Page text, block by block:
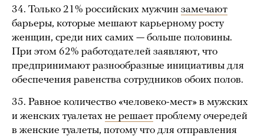
34. Только 21% российских мужчин замечают
барьеры, которые мешают карьерному росту
женщин, среди них самих — больше половины.
При этом 62% работодателей заявляют, что
предпринимают разнообразные инициативы для
обеспечения равенства сотрудников обоих полов.
35. Равное количество «человеко-мест» в мужских
и женских туалетах не решает проблему очередей
в женские туалеты, потому что для отправления